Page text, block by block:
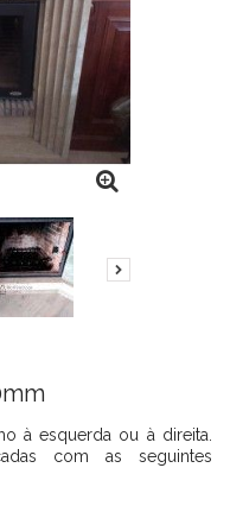
à esquerda ou à direita.
com as seguintes